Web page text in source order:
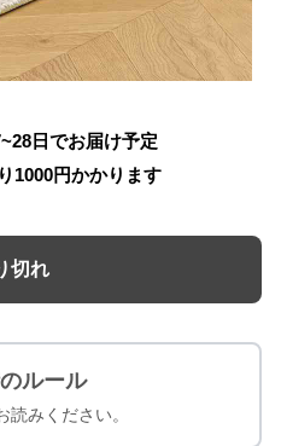
日でお届け予定
1000円かかります
切れ
ルール
読みください。